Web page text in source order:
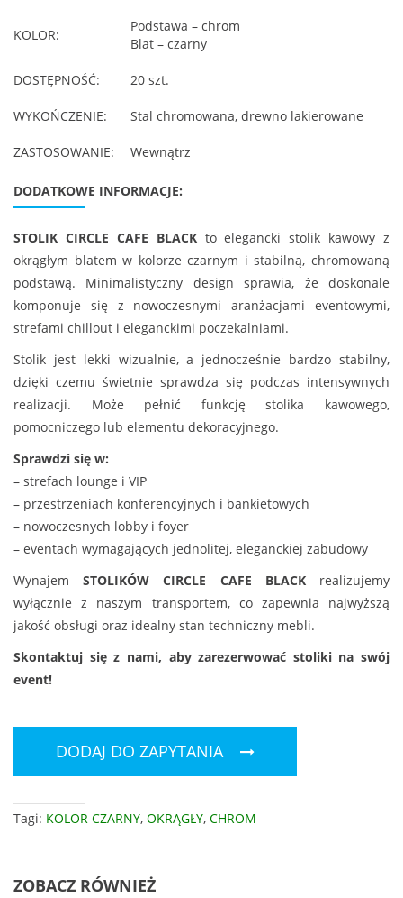
KOLOR:
Podstawa – chrom
Blat – czarny
DOSTĘPNOŚĆ: 20 szt.
WYKOŃCZENIE: Stal chromowana, drewno lakierowane
ZASTOSOWANIE: Wewnątrz
DODATKOWE INFORMACJE:
STOLIK CIRCLE CAFE BLACKto elegancki stolik kawowy z
okrągłym blatem w kolorze czarnym i stabilną, chromowaną
podstawą. Minimalistyczny design sprawia, że doskonale
komponuje się z nowoczesnymi aranżacjami eventowymi,
strefami chillout i eleganckimi poczekalniami.
Stolik jest lekki wizualnie, a jednocześnie bardzo stabilny,
dzięki czemu świetnie sprawdza się podczas intensywnych
realizacji. Może pełnić funkcję stolika kawowego,
pomocniczego lub elementu dekoracyjnego.
Sprawdzi się w:
– strefach lounge i VIP
– przestrzeniach konferencyjnych i bankietowych
– nowoczesnych lobby i foyer
– eventach wymagających jednolitej, eleganckiej zabudowy
WynajemSTOLIKÓW CIRCLE CAFE BLACKrealizujemy
wyłącznie z naszym transportem, co zapewnia najwyższą
jakość obsługi oraz idealny stan techniczny mebli.
Skontaktuj się z nami, aby zarezerwować stoliki na swój
event!
DODAJ DO ZAPYTANIA
Tagi: KOLOR CZARNY, OKRĄGŁY, CHROM
ZOBACZ RÓWNIEŻ